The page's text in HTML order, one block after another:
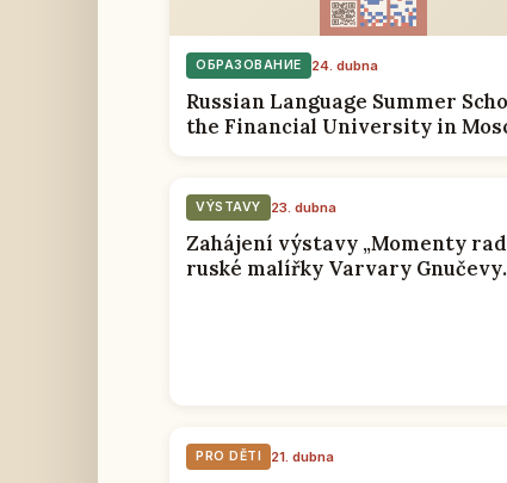
ОБРАЗОВАНИЕ 24. dubna
Russian Language Summer
the Financial University in
VÝSTAVY 23. dubna
Zahájení výstavy „Momenty
ruské malířky Varvary Gnučevy
PRO DĚTI 21. dubna